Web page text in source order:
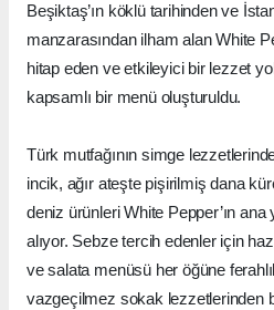
Beşiktaş’ın köklü tarihinden ve
manzarasından ilham alan White
hitap eden ve etkileyici bir lezzet
kapsamlı bir menü oluşturuldu.
Türk mutfağının simge
incik, ağır ateşte pişirilmiş dana
deniz ürünleri White Pepper’ın
alıyor. Sebze tercih edenler için
ve salata menüsü her öğüne
vazgeçilmez sokak lezzetlerinden